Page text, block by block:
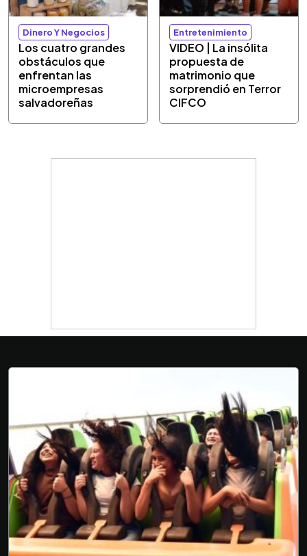
Dinero Y Negocios
Los cuatro grandes
obstáculos que
enfrentan las
microempresas
salvadoreñas
Entretenimiento
VIDEO | La insólita
propuesta de
matrimonio que
sorprendió en Terror
CIFCO